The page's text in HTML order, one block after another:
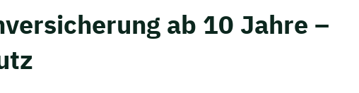
ab 10 Jahre –